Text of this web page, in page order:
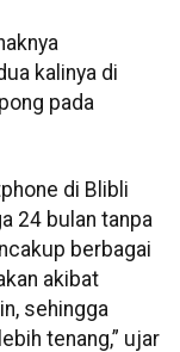
kalinya di
pada
di Blibli
24 bulan tanpa
berbagai
akibat
sehingga
tenang,” ujar